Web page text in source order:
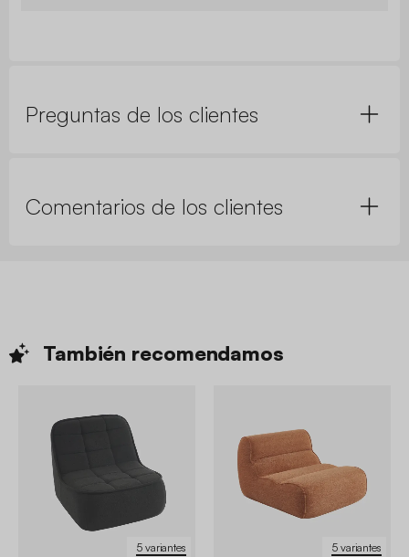
Preguntas de los clientes
Comentarios de los clientes
También recomendamos
5 variantes 5 variantes